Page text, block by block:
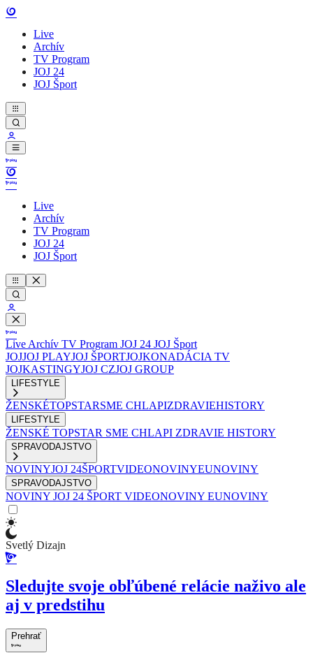
Live
Archív
TV Program
JOJ 24
JOJ Šport
Live
Archív
TV Program
JOJ 24
JOJ Šport
Live Archív TV Program JOJ 24 JOJ Šport
JOJJOJ PLAYJOJ ŠPORTJOJKONADÁCIA TV
JOJKASTINGYJOJ CZJOJ GROUP
LIFESTYLE
ŽENSKÉTOPSTARSME CHLAPIZDRAVIEHISTORY
LIFESTYLE
ŽENSKÉ TOPSTAR SME CHLAPI ZDRAVIE HISTORY
SPRAVODAJSTVO
NOVINYJOJ 24ŠPORTVIDEONOVINYEUNOVINY
SPRAVODAJSTVO
NOVINY JOJ 24 ŠPORT VIDEONOVINY EUNOVINY
Svetlý Dizajn
Sledujte svoje obľúbené relácie naživo ale
aj v predstihu
Prehrať